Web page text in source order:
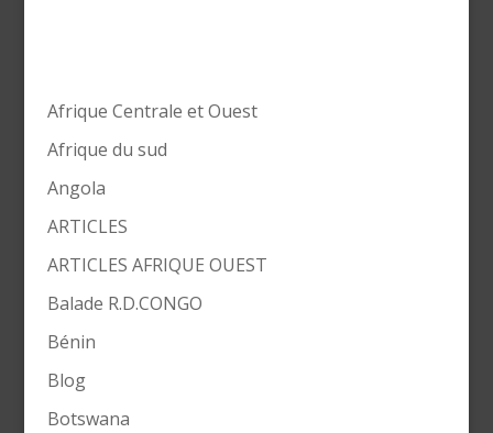
Afrique Centrale et Ouest
Afrique du sud
Angola
ARTICLES
ARTICLES AFRIQUE OUEST
Balade R.D.CONGO
Bénin
Blog
Botswana